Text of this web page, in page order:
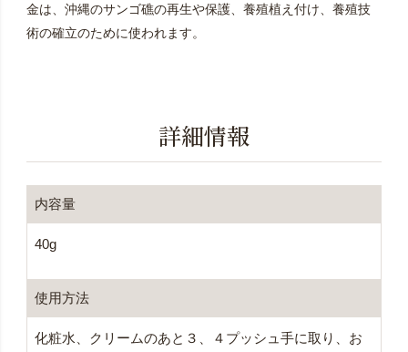
金は、沖縄のサンゴ礁の再生や保護、養殖植え付け、養殖技
術の確立のために使われます。
詳細情報
内容量
40g
使用方法
化粧水、クリームのあと３、４プッシュ手に取り、お